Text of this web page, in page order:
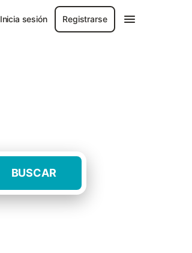
Inicia sesión Registrarse
BUSCAR